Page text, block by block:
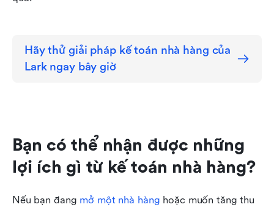
Hãy thử giải pháp kế toán nhà hàng của
Lark ngay bây giờ
Bạn có thể nhận được những
lợi ích gì từ kế toán nhà hàng?
Nếu bạn đang mở một nhà hàng hoặc muốn tăng thu